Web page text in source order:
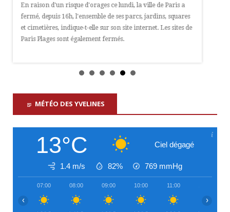
En raison d'un risque d'orages ce lundi, la ville de Paris a
fermé, depuis 16h, l'ensemble de ses parcs, jardins, squares
et cimetières, indique-t-elle sur son site internet. Les sites de
Paris Plages sont également fermés.
MÉTÉO DES YVELINES
13°C Ciel dégagé
1.4 m/s 82% 769 mmHg
07:00 08:00 09:00 10:00 11:00
‹ ›